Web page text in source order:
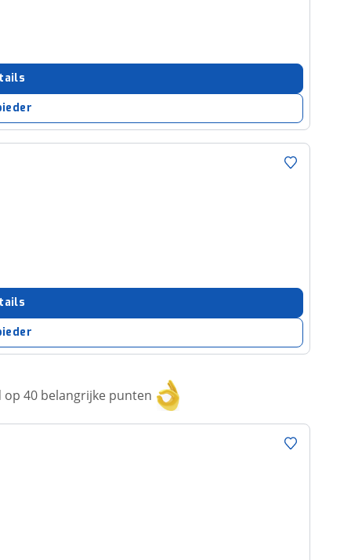
40 belangrijke punten